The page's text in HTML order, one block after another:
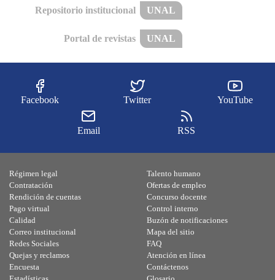
Repositorio institucional UNAL
Portal de revistas UNAL
Facebook Twitter YouTube
Email RSS
Régimen legal
Contratación
Rendición de cuentas
Pago virtual
Calidad
Talento humano
Ofertas de empleo
Concurso docente
Control interno
Buzón de notificaciones
Correo institucional
Redes Sociales
Quejas y reclamos
Encuesta
Mapa del sitio
FAQ
Atención en línea
Contáctenos